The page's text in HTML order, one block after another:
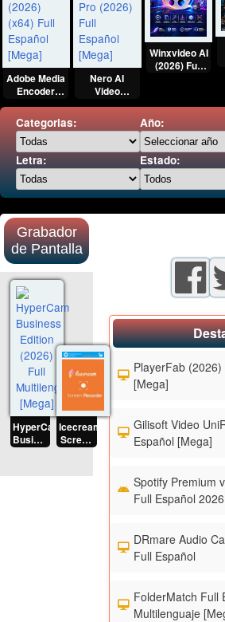
Adobe Media
Encoder
(2026) (x64)
Full Español
[Mega]
Nero AI
Video
Upscaler Pro
Español
Winxvideo AI
(2026) Full
Categorias: Año:
Letra: Estado:
Grabador
de Pantalla
HyperCam
Business
Edition
Icecream
Screen
Recorder
PlayerFab
[Mega]
Gilisoft Video
Español [Mega]
Spotify Premium
Full Español 2026
DRmare Audio
Full Español
FolderMatch Full
Multilenguaje